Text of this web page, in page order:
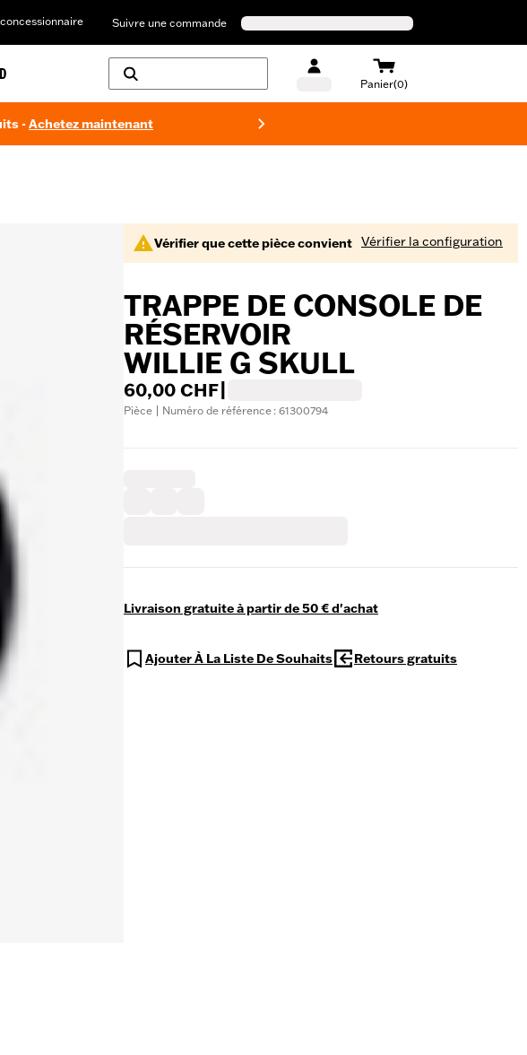
Suivre une commande
Panier(0)
-Achetez maintenant
Vérifier que cette pièce convient Vérifier la configuration
TRAPPE DE CONSOLE DE
RÉSERVOIR
WILLIE G SKULL
60,00 CHF
Pièce | Numéro de référence : 61300794
Livraison gratuite à partir de 50 € d'achat
Ajouter À La Liste De Souhaits Retours gratuits